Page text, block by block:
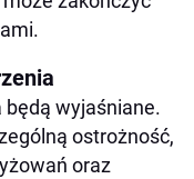
będą wyjaśniane.
ostrożność,
oraz